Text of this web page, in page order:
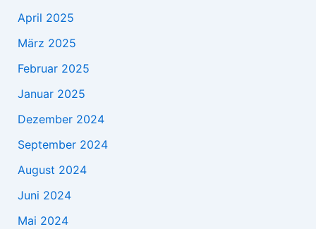
April 2025
März 2025
Februar 2025
Januar 2025
Dezember 2024
September 2024
August 2024
Juni 2024
Mai 2024